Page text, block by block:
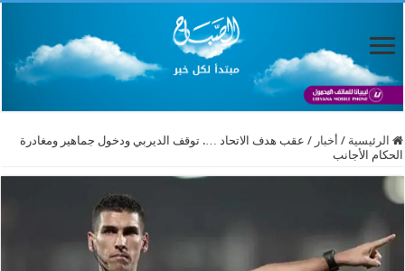
الرئيسية / أخبار / عقب هدف الاتحاد …. توقف الديربي ودخول جماهير ومغادرة
الحكام الأجانب